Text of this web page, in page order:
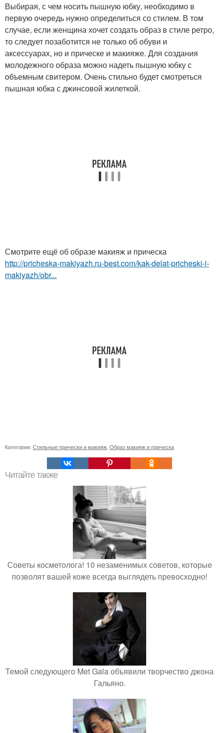
Выбирая, с чем носить пышную юбку, необходимо в
первую очередь нужно определиться со стилем. В том
случае, если женщина хочет создать образ в стиле ретро,
то следует позаботится не только об обуви и
аксессуарах, но и прическе и макияже. Для создания
молодежного образа можно надеть пышную юбку с
объемным свитером. Очень стильно будет смотреться
пышная юбка с джинсовой жилеткой.
Смотрите ещё об образе макияж и прическа
http://pricheska-makiyazh.ru-best.com/kak-delat-pricheski-i-
makiyazh/obr...
Категории: Стильные прически и макияж Образ макияж и прическа
Читайте также
Советы косметолога! 10 незаменимых советов, которые
позволят вашей коже всегда выглядеть превосходно!
Темой следующего Met Gala объявили творчество джона
Гальяно.